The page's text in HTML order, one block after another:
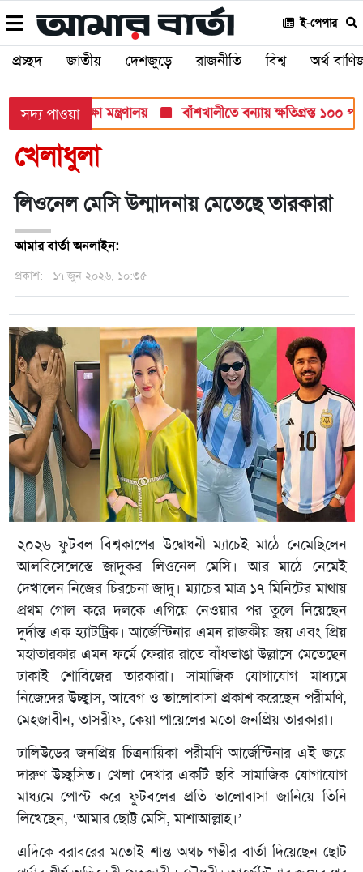
ই-পেপার
প্রচ্ছদ জাতীয় দেশজুড়ে রাজনীতি বিশ্ব অর্থ-
সদ্য পাওয়া
পরীক্ষায়: শিক্ষা মন্ত্রণালয় বাঁশখালীতে বন্যায় ক্ষতিগ্রস্ত ১০০
খেলাধুলা
লিওনেল মেসি উন্মাদনায় মেতেছে তারকারা
আমার বার্তা অনলাইন:
প্রকাশ: ১৭ জুন ২০২৬, ১০:৩৫
২০২৬ ফুটবল বিশ্বকাপের উদ্বোধনী ম্যাচেই মাঠে নেমেছিলেন
আলবিসেলেস্তে জাদুকর লিওনেল মেসি। আর মাঠে নেমেই
দেখালেন নিজের চিরচেনা জাদু। ম্যাচের মাত্র ১৭ মিনিটের মাথায়
প্রথম গোল করে দলকে এগিয়ে নেওয়ার পর তুলে নিয়েছেন
দুর্দান্ত এক হ্যাটট্রিক। আর্জেন্টিনার এমন রাজকীয় জয় এবং প্রিয়
মহাতারকার এমন ফর্মে ফেরার রাতে বাঁধভাঙা উল্লাসে মেতেছেন
ঢাকাই শোবিজের তারকারা। সামাজিক যোগাযোগ মাধ্যমে
নিজেদের উচ্ছ্বাস, আবেগ ও ভালোবাসা প্রকাশ করেছেন পরীমণি,
মেহজাবীন, তাসরীফ, কেয়া পায়েলের মতো জনপ্রিয় তারকারা।
ঢালিউডের জনপ্রিয় চিত্রনায়িকা পরীমণি আর্জেন্টিনার এই জয়ে
দারুণ উচ্ছ্বসিত। খেলা দেখার একটি ছবি সামাজিক যোগাযোগ
মাধ্যমে পোস্ট করে ফুটবলের প্রতি ভালোবাসা জানিয়ে তিনি
লিখেছেন, ‘আমার ছোট্ট মেসি, মাশাআল্লাহ।’
এদিকে বরাবরের মতোই শান্ত অথচ গভীর বার্তা দিয়েছেন ছোট